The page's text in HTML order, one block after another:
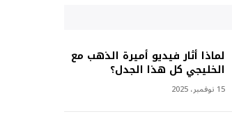
لماذا أثار فيديو أميرة الذهب مع
الخليجي كل هذا الجدل؟
15 نوفمبر، 2025